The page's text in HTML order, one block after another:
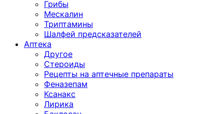
Грибы
Мескалин
Триптамины
Шалфей предсказателей
Аптека
Другое
Стероиды
Рецепты на аптечные препараты
Феназепам
Ксанакс
Лирика